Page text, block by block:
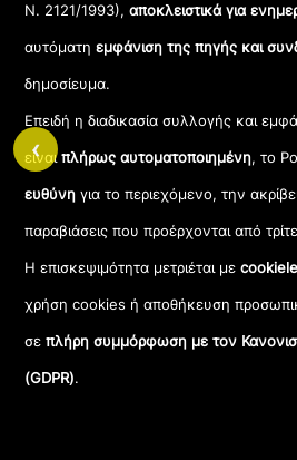
Ν. 2121/1993), αποκλειστικά για
αυτόματηεμφάνιση της πηγής και
δημοσίευμα.
Επειδή η διαδικασία συλλογής και
είναιπλήρως αυτοματοποιημένη, το
ευθύνη για το περιεχόμενο, την
παραβιάσεις που προέρχονται από
Η επισκεψιμότητα μετριέται με
χρήση cookies ή αποθήκευση
σεπλήρη συμμόρφωση με τον
(GDPR).
‹